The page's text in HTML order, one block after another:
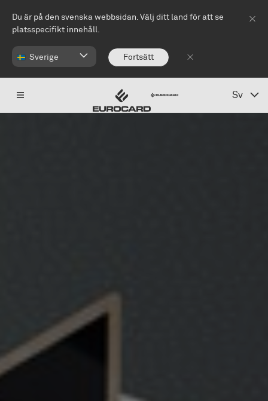
Du är på den svenska webbsidan. Välj ditt land för att se
platsspecifikt innehåll.
Sverige Fortsätt
Sv